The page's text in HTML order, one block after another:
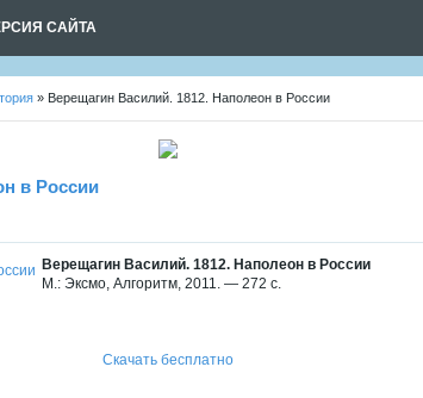
САЙТА
» Верещагин Василий. 1812. Наполеон в России
в России
Верещагин Василий. 1812. Наполеон в России
М.: Эксмо, Алгоритм, 2011. — 272 с.
Скачать бесплатно